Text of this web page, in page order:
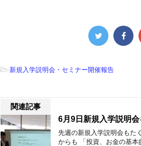
-新規入学説明会・セミナー開催報告
関連記事
6月9日新規入学説明
先週の新規入学説明会もた
からも 「投資、お金の基